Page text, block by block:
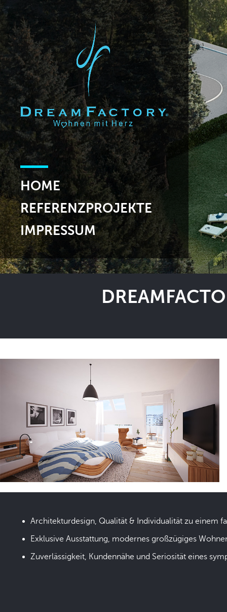
HOME
REFERENZPROJEKTE
IMPRESSUM
Architekturdesign, Qualität & Individualität zu einem
Exklusive Ausstattung, modernes großzügiges
Zuverlässigkeit, Kundennähe und Seriosität eines